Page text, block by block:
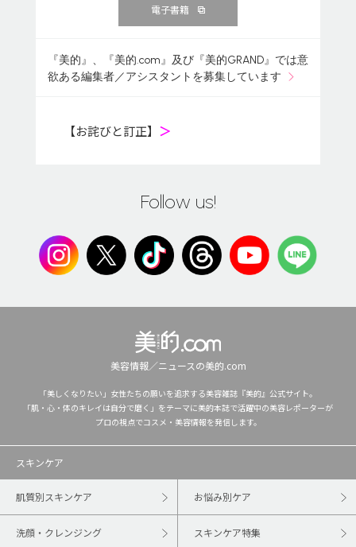
電子書籍
『美的』、『美的.com』及び『美的GRAND』では意
欲ある編集者／アシスタントを募集しています
【お詫びと訂正】 ＞
Follow us!
美容情報／ニュースの美的.com
「美しくなりたい」女性たちの願いを追求する美容雑誌『美的』公式サイト。
「肌・心・体のキレイは自分で磨く」をテーマに美的本誌で活躍中の美容レポーターが
プロの視点でコスメ・美容情報を発信します。
スキンケア
肌質別スキンケア お悩み別ケア
洗顔・クレンジング スキンケア特集